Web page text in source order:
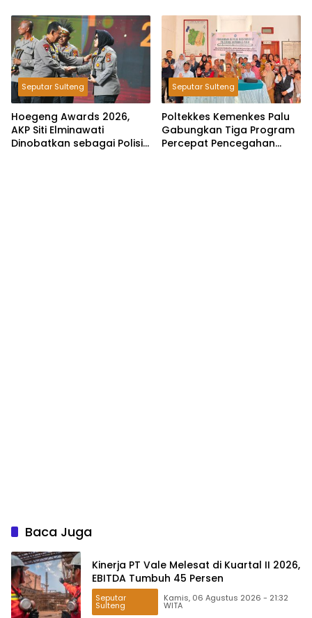
Seputar Sulteng
Hoegeng Awards 2026,
AKP Siti Elminawati
Dinobatkan sebagai Polisi
Seputar Sulteng
Poltekkes Kemenkes Palu
Gabungkan Tiga Program
Percepat Pencegahan
Baca Juga
Kinerja PT Vale Melesat di Kuartal II 2026,
EBITDA Tumbuh 45 Persen
Seputar
Sulteng
Kamis, 06 Agustus 2026 - 21:32
WITA